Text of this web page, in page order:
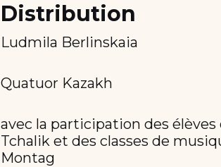
Distribution
Ludmila Berlinskaia
Quatuor Kazakh
avec la participation des élèves
Tchalik et des classes de
Montag